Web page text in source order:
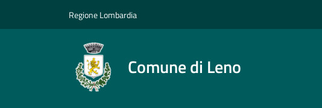
Regione Lombardia
Comune di Leno